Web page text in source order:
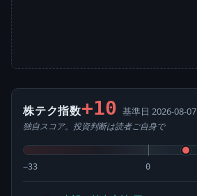
株テク指数+10 基準日 2026-08-07
独自スコア。投資判断は読者ご自身で
−33 0